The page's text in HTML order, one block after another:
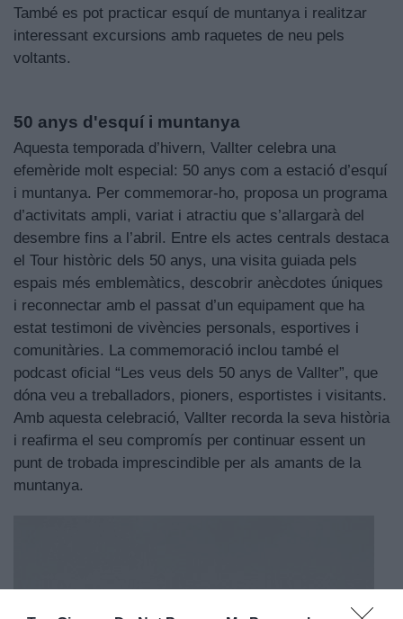
També es pot practicar esquí de muntanya i realitzar
interessant excursions amb raquetes de neu pels
voltants.
50 anys d'esquí i muntanya
Aquesta temporada d’hivern, Vallter celebra una
efemèride molt especial: 50 anys com a estació d’esquí
i muntanya. Per commemorar-ho, proposa un programa
d’activitats ampli, variat i atractiu que s’allargarà del
desembre fins a l’abril. Entre els actes centrals destaca
el Tour històric dels 50 anys, una visita guiada pels
espais més emblemàtics, descobrir anècdotes úniques
i reconnectar amb el passat d’un equipament que ha
estat testimoni de vivències personals, esportives i
comunitàries. La commemoració inclou també el
podcast oficial “Les veus dels 50 anys de Vallter”, que
dóna veu a treballadors, pioners, esportistes i visitants.
Amb aquesta celebració, Vallter recorda la seva història
i reafirma el seu compromís per continuar essent un
punt de trobada imprescindible per als amants de la
muntanya.